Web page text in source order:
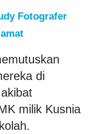
Fotografer
di
milik Kusnia